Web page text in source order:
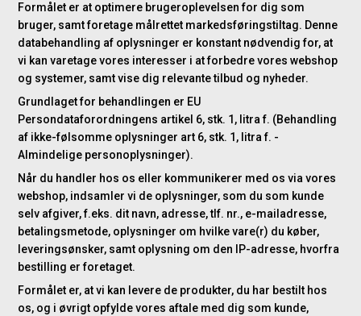
Formålet er at optimere brugeroplevelsen for dig som
bruger, samt foretage målrettet markedsføringstiltag. Denne
databehandling af oplysninger er konstant nødvendig for, at
vi kan varetage vores interesser i at forbedre vores webshop
og systemer, samt vise dig relevante tilbud og nyheder.
Grundlaget for behandlingen er EU
Persondataforordningens artikel 6, stk. 1, litra f. (Behandling
af ikke-følsomme oplysninger art 6, stk. 1, litra f. -
Almindelige personoplysninger).
Når du handler hos os eller kommunikerer med os via vores
webshop, indsamler vi de oplysninger, som du som kunde
selv afgiver, f.eks. dit navn, adresse, tlf. nr., e-mailadresse,
betalingsmetode, oplysninger om hvilke vare(r) du køber,
leveringsønsker, samt oplysning om den IP-adresse, hvorfra
bestilling er foretaget.
Formålet er, at vi kan levere de produkter, du har bestilt hos
os, og i øvrigt opfylde vores aftale med dig som kunde,